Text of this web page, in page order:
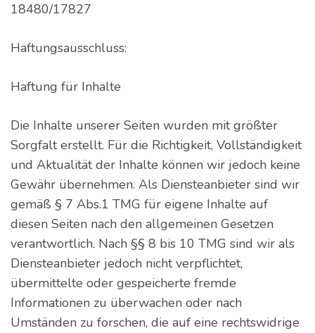
18480/17827
Haftungsausschluss:
Haftung für Inhalte
Die Inhalte unserer Seiten wurden mit größter
Sorgfalt erstellt. Für die Richtigkeit, Vollständigkeit
und Aktualität der Inhalte können wir jedoch keine
Gewähr übernehmen. Als Diensteanbieter sind wir
gemäß § 7 Abs.1 TMG für eigene Inhalte auf
diesen Seiten nach den allgemeinen Gesetzen
verantwortlich. Nach §§ 8 bis 10 TMG sind wir als
Diensteanbieter jedoch nicht verpflichtet,
übermittelte oder gespeicherte fremde
Informationen zu überwachen oder nach
Umständen zu forschen, die auf eine rechtswidrige